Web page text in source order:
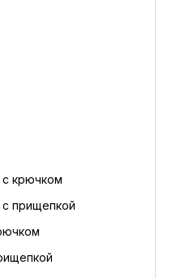
с крючком
прищепкой